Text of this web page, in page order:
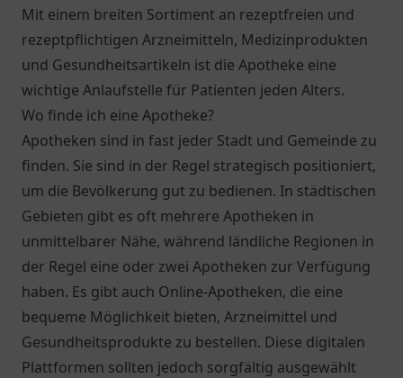
Mit einem breiten Sortiment an rezeptfreien und
rezeptpflichtigen Arzneimitteln, Medizinprodukten
und Gesundheitsartikeln ist die Apotheke eine
wichtige Anlaufstelle für Patienten jeden Alters.
Wo finde ich eine Apotheke?
Apotheken sind in fast jeder Stadt und Gemeinde zu
finden. Sie sind in der Regel strategisch positioniert,
um die Bevölkerung gut zu bedienen. In städtischen
Gebieten gibt es oft mehrere Apotheken in
unmittelbarer Nähe, während ländliche Regionen in
der Regel eine oder zwei Apotheken zur Verfügung
haben. Es gibt auch Online-Apotheken, die eine
bequeme Möglichkeit bieten, Arzneimittel und
Gesundheitsprodukte zu bestellen. Diese digitalen
Plattformen sollten jedoch sorgfältig ausgewählt